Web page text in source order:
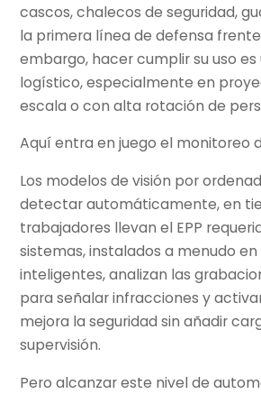
cascos, chalecos de seguridad,
la primera línea de defensa frente
embargo, hacer cumplir su uso
logístico, especialmente en
escala o con alta rotación de
Aquí entra en juego el monitoreo
Los modelos de visión por
detectar automáticamente, en
trabajadores llevan el EPP
sistemas, instalados a menudo
inteligentes, analizan las
para señalar infracciones y
mejora la seguridad sin añadir
supervisión.
Pero alcanzar este nivel de